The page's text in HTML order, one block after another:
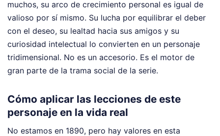
muchos, su arco de crecimiento personal es igual de
valioso por sí mismo. Su lucha por equilibrar el deber
con el deseo, su lealtad hacia sus amigos y su
curiosidad intelectual lo convierten en un personaje
tridimensional. No es un accesorio. Es el motor de
gran parte de la trama social de la serie.
Cómo aplicar las lecciones de este
personaje en la vida real
No estamos en 1890, pero hay valores en esta